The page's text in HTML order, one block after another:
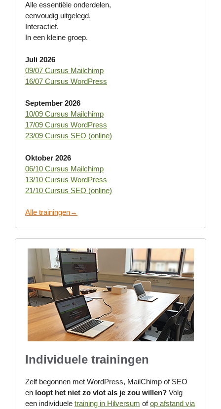
Alle essentiële onderdelen,
eenvoudig uitgelegd.
Interactief.
In een kleine groep.
Juli 2026
09/07 Cursus Mailchimp
16/07 Cursus WordPress
September 2026
10/09 Cursus Mailchimp
17/09 Cursus WordPress
23/09 Cursus SEO (online)
Oktober 2026
06/10 Cursus Mailchimp
13/10 Cursus WordPress
21/10 Cursus SEO (online)
Alle trainingen→
Individuele trainingen
Zelf begonnen met WordPress, MailChimp of SEO
en loopt het niet zo vlot als je zou willen? Volg
een individuele training in Hilversum ofop afstand via